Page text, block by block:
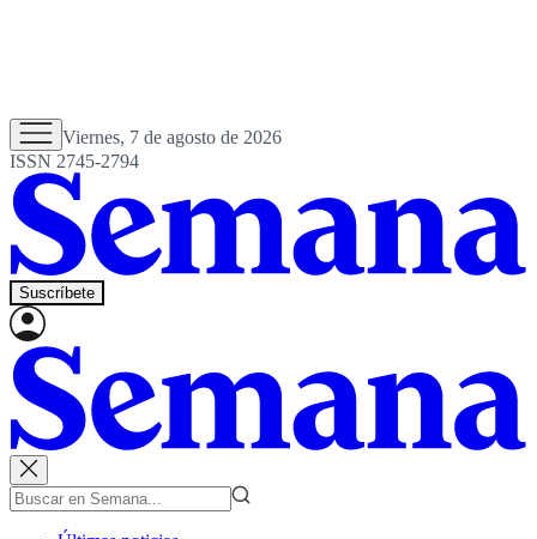
Viernes, 7 de agosto de 2026
ISSN 2745-2794
Suscríbete